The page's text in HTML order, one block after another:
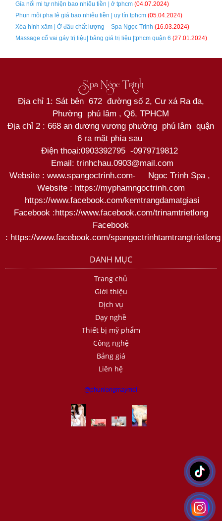
Gía nối mi tự nhiện bao nhiêu tiền | ở tphcm(04.07.2024)
Phun môi pha lê giá bao nhiêu tiền | uy tín tphcm(05.04.2024)
Xóa hình xăm | Ở đâu chất lượng – Spa Ngọc Trinh (16.03.2024)
Massage cổ vai gáy trị liệu| bảng giá trị liệu |tphcm quận 6(27.01.2024)
Spa Ngọc Trinh
Địa chỉ 1: Sát bên 672 đường số 2, Cư xá Ra đa,
Phường phú lâm , Q6, TPHCM
Địa chỉ 2 : 668 an dương vương phường phú lâm quận
6 ra mặt phía sau
Điện thoại:0903392795 -0979719812
Email: trinhchau.0903@mail.com
Website : www.spangoctrinh.com- Ngoc Trinh Spa ,
Website : https://myphamngoctrinh.com
https://www.facebook.com/kemtrangdamatgiasi
Facebook :https://www.facebook.com/trinamtrietlong
Facebook
: https://www.facebook.com/spangoctrinhtamtrangtrietlong
DANH MỤC
Trang chủ
Giới thiệu
Dịch vụ
Dạy nghề
Thiết bị mỹ phẩm
Công nghệ
Bảng giá
Liên hệ
@phunlongmaymoi